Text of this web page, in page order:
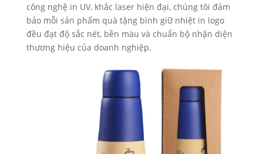
công nghệ in UV, khắc laser hiện đại, chúng tôi đảm
bảo mỗi sản phẩm quà tặng bình giữ nhiệt in logo
đều đạt độ sắc nét, bền màu và chuẩn bộ nhận diện
thương hiệu của doanh nghiệp.